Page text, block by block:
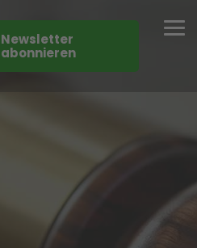
Newsletter
abonnieren